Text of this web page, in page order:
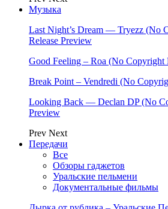
Музыка
Last Night’s Dream — Tryezz (No
Release Preview
Good Feeling – Roa (No Copyright
Break Point – Vendredi (No
Looking Back — Declan DP (No
Preview
Prev Next
Передачи
Все
Обзоры гаджетов
Уральские пельмени
Документальные фильмы